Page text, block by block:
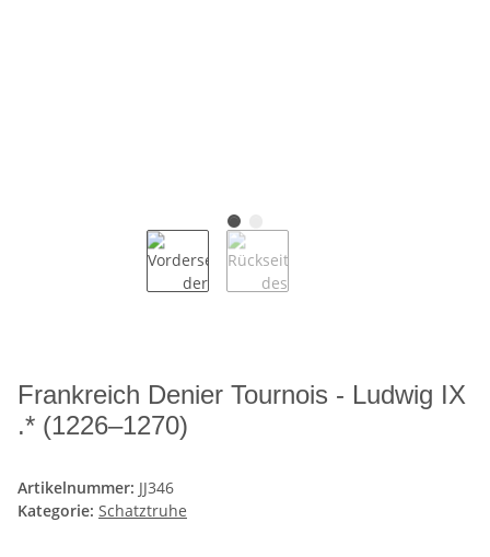
Frankreich Denier Tournois - Ludwig IX
.* (1226–1270)
Artikelnummer: JJ346
Kategorie: Schatztruhe